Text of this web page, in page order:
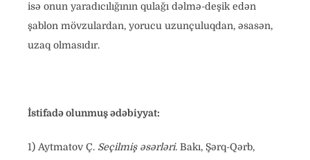
isə onun yaradıcılığının qulağı dəlmə-deşik edən
şablon mövzulardan, yorucu uzunçuluqdan, əsasən,
uzaq olmasıdır.
İstifadə olunmuş ədəbiyyat:
1) Aytmatov Ç. Seçilmiş əsərləri. Bakı, Şərq-Qərb,